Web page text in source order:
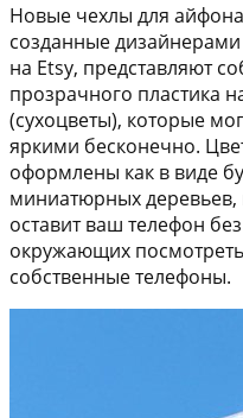
Новые чехлы для
созданные
на Etsy, представляют
прозрачного пластика
(сухоцветы), которые
яркими бесконечно.
оформлены как в виде
миниатюрных деревьев,
оставит ваш телефон
окружающих посмотреть
собственные телефоны.